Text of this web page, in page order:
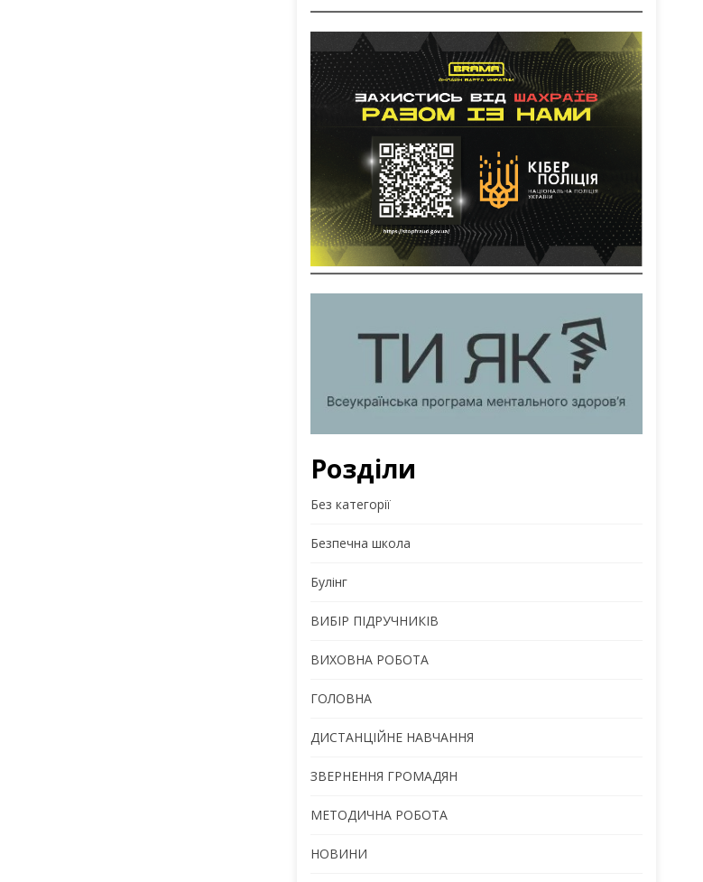
Розділи
Без категорії
Безпечна школа
Булінг
ВИБІР ПІДРУЧНИКІВ
ВИХОВНА РОБОТА
ГОЛОВНА
ДИСТАНЦІЙНЕ НАВЧАННЯ
ЗВЕРНЕННЯ ГРОМАДЯН
МЕТОДИЧНА РОБОТА
НОВИНИ